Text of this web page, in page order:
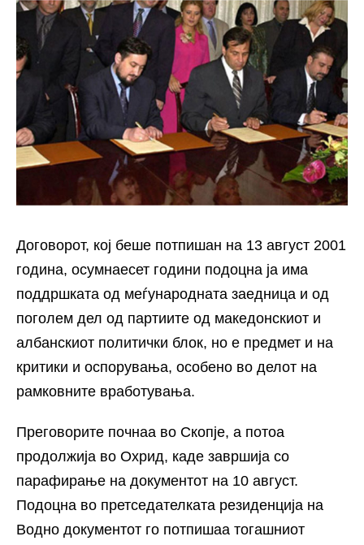
Договорот, кој беше потпишан на 13 август 2001
година, осумнаесет години подоцна ја има
поддршката од меѓународната заедница и од
поголем дел од партиите од македонскиот и
албанскиот политички блок, но е предмет и на
критики и оспорувања, особено во делот на
рамковните вработувања.
Преговорите почнаа во Скопје, а потоа
продолжија во Охрид, каде завршија со
парафирање на документот на 10 август.
Подоцна во претседателката резиденција на
Водно документот го потпишаа тогашниот